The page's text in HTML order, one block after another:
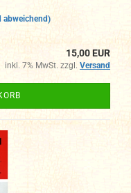
abweichend)
15,00 EUR
inkl. 7% MwSt. zzgl. Versand